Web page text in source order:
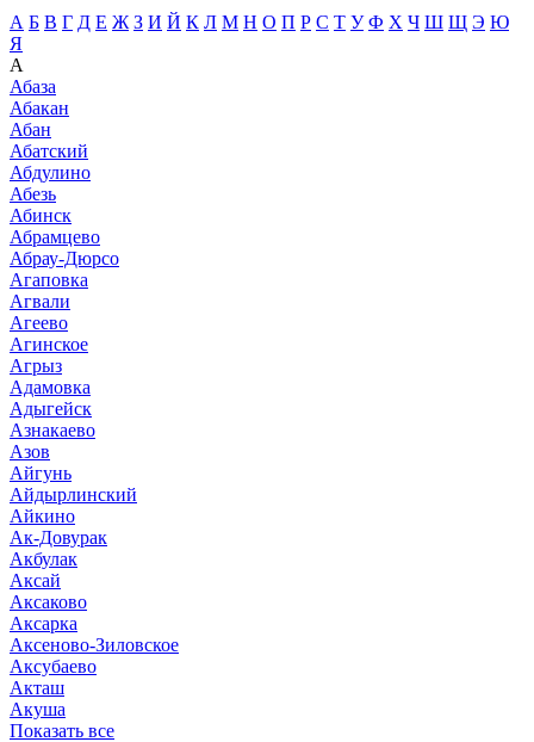
А Б В Г Д Е Ж З И Й К Л М Н О П Р С Т У Ф Х Ч Ш Щ Э Ю
Я
А
Абаза
Абакан
Абан
Абатский
Абдулино
Абезь
Абинск
Абрамцево
Абрау-Дюрсо
Агаповка
Агвали
Агеево
Агинское
Агрыз
Адамовка
Адыгейск
Азнакаево
Азов
Айгунь
Айдырлинский
Айкино
Ак-Довурак
Акбулак
Аксай
Аксаково
Аксарка
Аксеново-Зиловское
Аксубаево
Акташ
Акуша
Показать все